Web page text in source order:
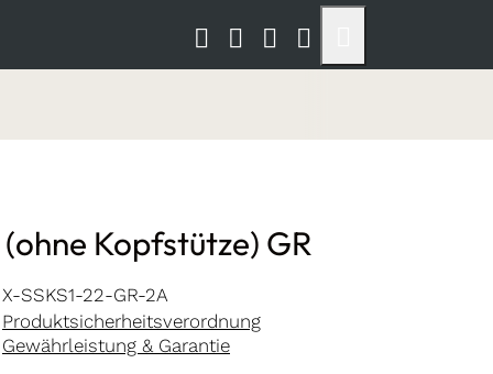
Kopfstütze) GR
X-SSKS1-22-GR-2A
Produktsicherheitsverordnung
Gewährleistung & Garantie